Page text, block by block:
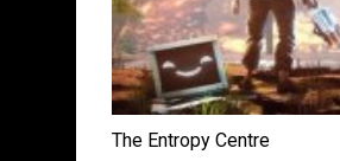
The Entropy Centre